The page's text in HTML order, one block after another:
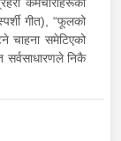
गीत), “फूलको
चाहना समेटिएको
निकै